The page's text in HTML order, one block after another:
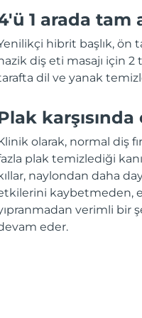
1 arada tam
hibrit başlık, ön
diş eti masajı için 2
dil ve yanak
olarak, normal diş
plak temizlediği
naylondan daha
kaybetmeden,
verimli bir
eder.